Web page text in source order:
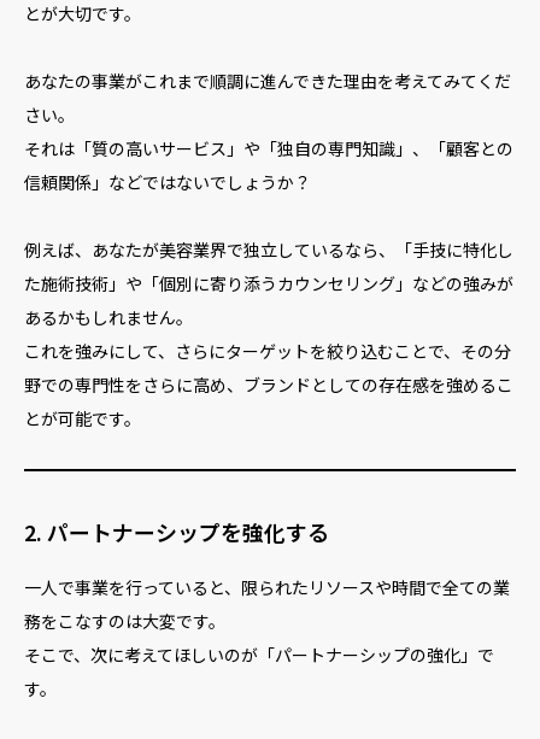
とが大切です。
あなたの事業がこれまで順調に進んできた理由を考えてみてくだ
さい。
それは「質の高いサービス」や「独自の専門知識」、「顧客との
信頼関係」などではないでしょうか？
例えば、あなたが美容業界で独立しているなら、「手技に特化し
た施術技術」や「個別に寄り添うカウンセリング」などの強みが
あるかもしれません。
これを強みにして、さらにターゲットを絞り込むことで、その分
野での専門性をさらに高め、ブランドとしての存在感を強めるこ
とが可能です。
2. パートナーシップを強化する
一人で事業を行っていると、限られたリソースや時間で全ての業
務をこなすのは大変です。
そこで、次に考えてほしいのが「パートナーシップの強化」で
す。